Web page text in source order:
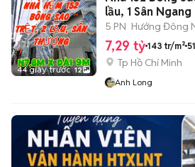
44 giây trước 12
lầu, 1 Sân
5 PN Hướng Đông
7,29 tỷ 143 tr/m²
Tp Hồ Chí Minh
Anh Long